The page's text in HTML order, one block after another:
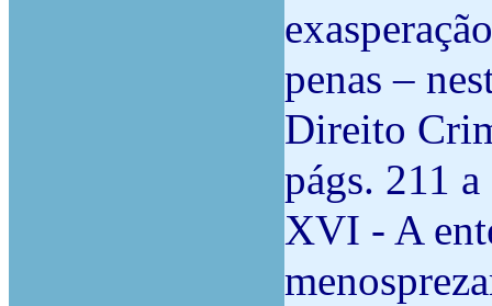
penas –
Direito
págs. 211
XVI - A